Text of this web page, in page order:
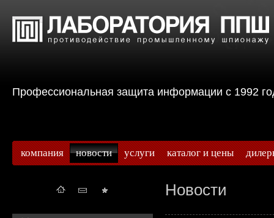
Профессиональная защита информации с
компания новости услуги каталог и цены
Новости